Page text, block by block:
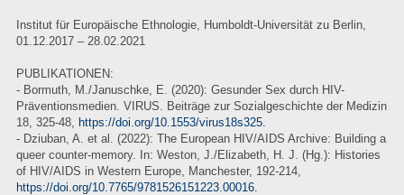
Institut für Europäische Ethnologie, Humboldt-Universität zu Berlin,
01.12.2017 – 28.02.2021
PUBLIKATIONEN:
- Bormuth, M./Januschke, E. (2020): Gesunder Sex durch HIV-
Präventionsmedien. VIRUS. Beiträge zur Sozialgeschichte der Medizin
18, 325-48, https://doi.org/10.1553/virus18s325.
- Dziuban, A. et al. (2022): The European HIV/AIDS Archive: Building a
queer counter-memory. In: Weston, J./Elizabeth, H. J. (Hg.): Histories
of HIV/AIDS in Western Europe, Manchester, 192-214,
https://doi.org/10.7765/9781526151223.00016.